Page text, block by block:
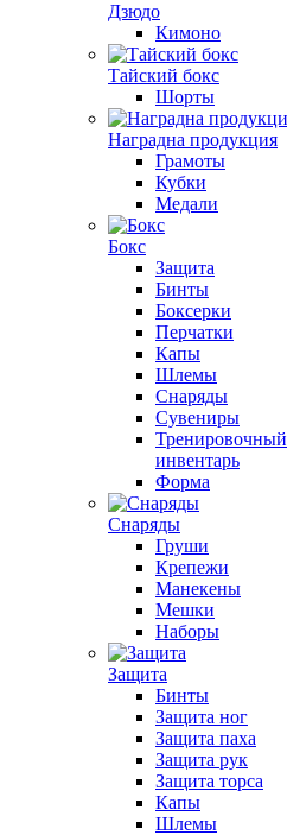
Дзюдо
Кимоно
Тайский бокс
Шорты
Наградна продукция
Грамоты
Кубки
Медали
Бокс
Защита
Бинты
Боксерки
Перчатки
Капы
Шлемы
Снаряды
Сувениры
Тренировочный
инвентарь
Форма
Снаряды
Груши
Крепежи
Манекены
Мешки
Наборы
Защита
Бинты
Защита ног
Защита паха
Защита рук
Защита торса
Капы
Шлемы